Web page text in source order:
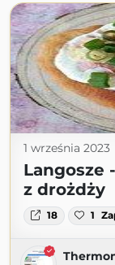
1 września 2023
Langosze
z drożdży
18 1